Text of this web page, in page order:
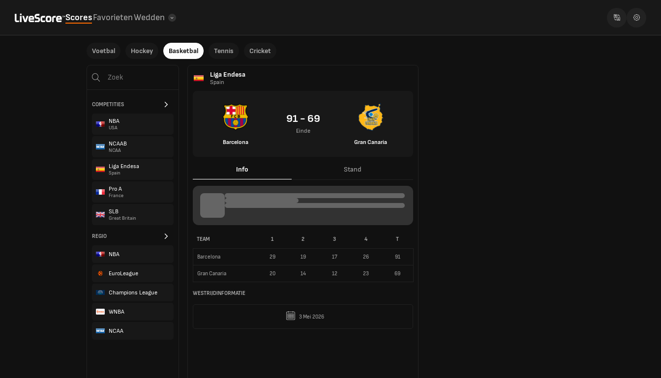
ScoresFavorietenWedden
Voetbal Hockey Basketbal Tennis Cricket
COMPETITIES
NBA
USA
NCAAB
NCAA
Liga Endesa
Spain
Pro A
France
SLB
Great Britain
REGIO
NBA
EuroLeague
Champions League
WNBA
NCAA
Liga Endesa
Spain
Barcelona
91 - 69
Einde
Gran Canaria
Info Stand
TEAM 1 2 3 4 T
Barcelona 29 19 17 26 91
Gran Canaria 20 14 12 23 69
WESTRIJDINFORMATIE
3 Mei 2026